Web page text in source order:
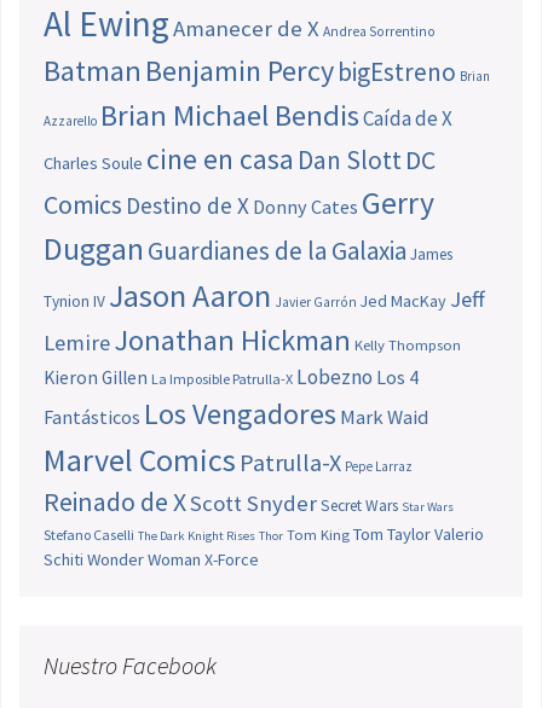
Al EwingAmanecer de X Andrea Sorrentino
Batman Benjamin PercybigEstreno Brian
Azzarello Brian Michael BendisCaída de X
Charles Soule cine en casa Dan SlottDC
Comics Destino de X Donny Cates Gerry
Duggan Guardianes de la Galaxia James
Tynion IV Jason Aaron Javier Garrón Jed MacKay Jeff
LemireJonathan Hickman Kelly Thompson
Kieron Gillen La Imposible Patrulla-X Lobezno Los 4
Fantásticos Los Vengadores Mark Waid
Marvel Comics Patrulla-X Pepe Larraz
Reinado de XScott SnyderSecret Wars Star Wars
Stefano Caselli The Dark Knight Rises Thor Tom King Tom TaylorValerio
Schiti Wonder Woman X-Force
Nuestro Facebook